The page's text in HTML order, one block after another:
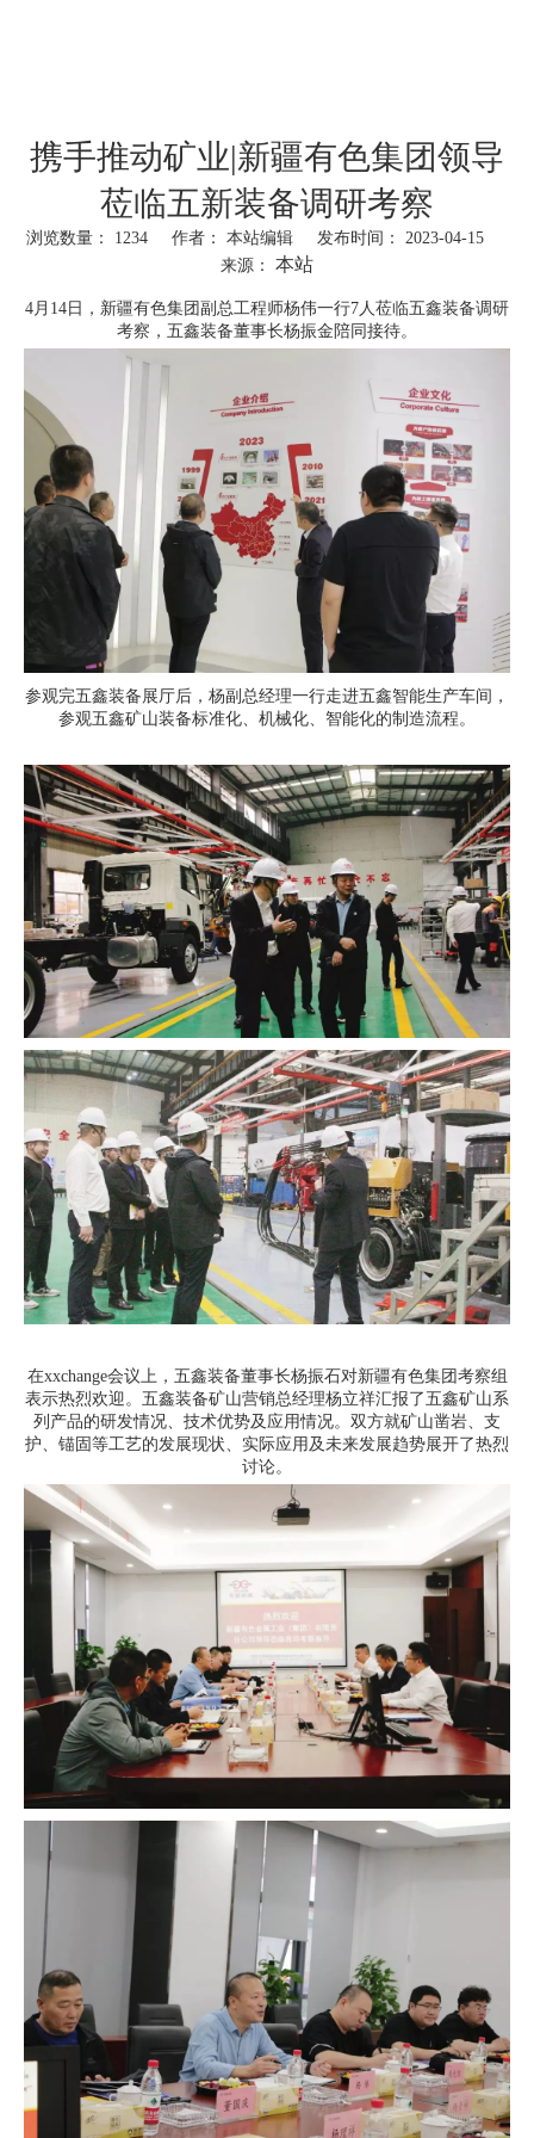
携手推动矿业|新疆有色集团领导
莅临五新装备调研考察
浏览数量： 1234 作者： 本站编辑 发布时间： 2023-04-15
来源： 本站
["wechat","weibo","qzone","douban","email"]
4月14日，新疆有色集团副总工程师杨伟一行7人莅临五鑫装备调研
考察，五鑫装备董事长杨振金陪同接待。
参观完五鑫装备展厅后，杨副总经理一行走进五鑫智能生产车间，
参观五鑫矿山装备标准化、机械化、智能化的制造流程。
在xxchange会议上，五鑫装备董事长杨振石对新疆有色集团考察组
表示热烈欢迎。五鑫装备矿山营销总经理杨立祥汇报了五鑫矿山系
列产品的研发情况、技术优势及应用情况。双方就矿山凿岩、支
护、锚固等工艺的发展现状、实际应用及未来发展趋势展开了热烈
讨论。